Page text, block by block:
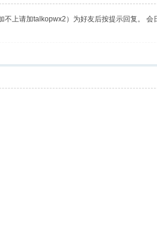
上请加talkopwx2）为好友后按提示回复。 会